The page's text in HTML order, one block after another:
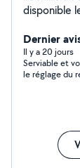
disponible
Dernier
Il y a 20 jours
Serviable et
le réglage du